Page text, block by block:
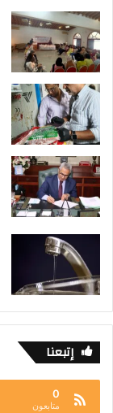
ج
د
ي
د
ة
إتبعنا
0
متابعون